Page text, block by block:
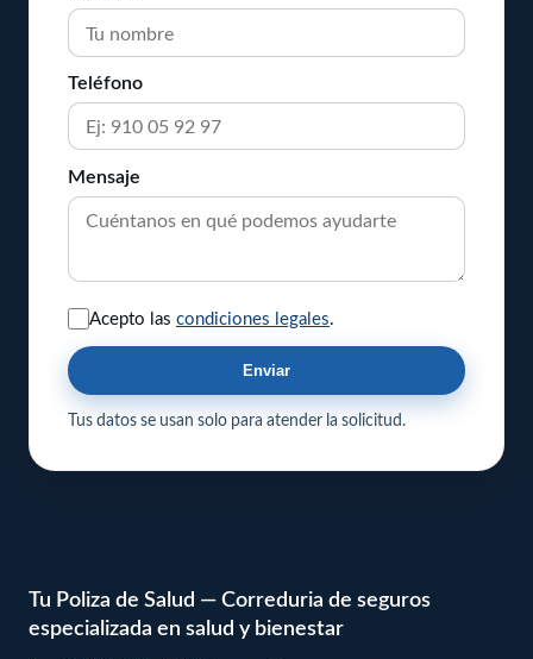
Teléfono
Mensaje
Acepto las condiciones legales
Enviar
Tus datos se usan solo para atender la solicitud.
Tu Poliza de Salud — Correduria de seguros
especializada en salud y bienestar